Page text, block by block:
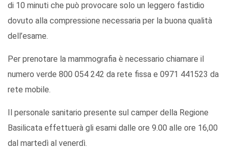
di 10 minuti che può provocare solo un leggero fastidio
dovuto alla compressione necessaria per la buona qualità
dell’esame.
Per prenotare la mammografia è necessario chiamare il
numero verde 800 054 242 da rete fissa e 0971 441523 da
rete mobile.
Il personale sanitario presente sul camper della Regione
Basilicata effettuerà gli esami dalle ore 9.00 alle ore 16,00
dal martedì al venerdì.